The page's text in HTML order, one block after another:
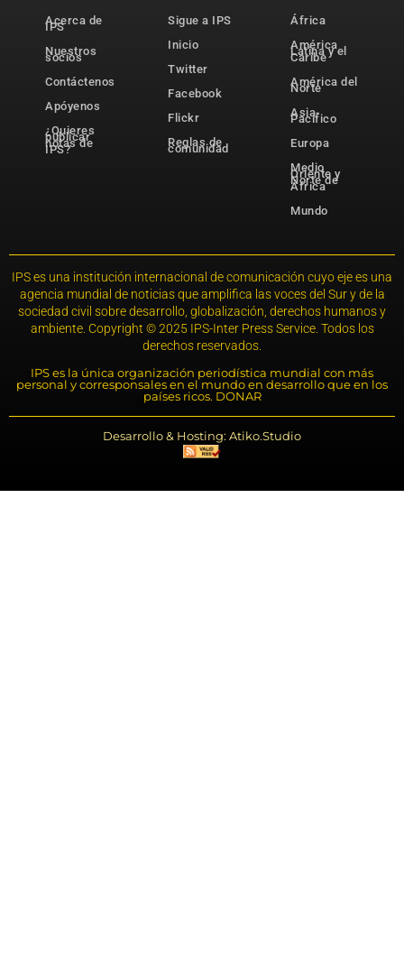
Acerca de
IPS
Nuestros
socios
Contáctenos
Apóyenos
¿Quieres
publicar
notas de
IPS?
Sigue a IPS
Inicio
Twitter
Facebook
Flickr
Reglas de
comunidad
África
América
Latina y el
Caribe
América del
Norte
Asia-
Pacífico
Europa
Medio
Oriente y
Norte de
África
Mundo
IPS es una institución internacional de comunicación cuyo eje es una
agencia mundial de noticias que amplifica las voces del Sur y de la
sociedad civil sobre desarrollo, globalización, derechos humanos y
ambiente. Copyright © 2025 IPS-Inter Press Service. Todos los
derechos reservados.
IPS es la única organización periodística mundial con más
personal y corresponsales en el mundo en desarrollo que en los
países ricos. DONAR
Desarrollo & Hosting: Atiko.Studio